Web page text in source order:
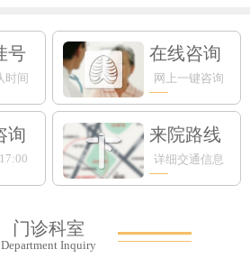
号
时间
在线咨询
网上一键咨询
询 来院路线
详细交通信息
门诊科室
Department Inquiry